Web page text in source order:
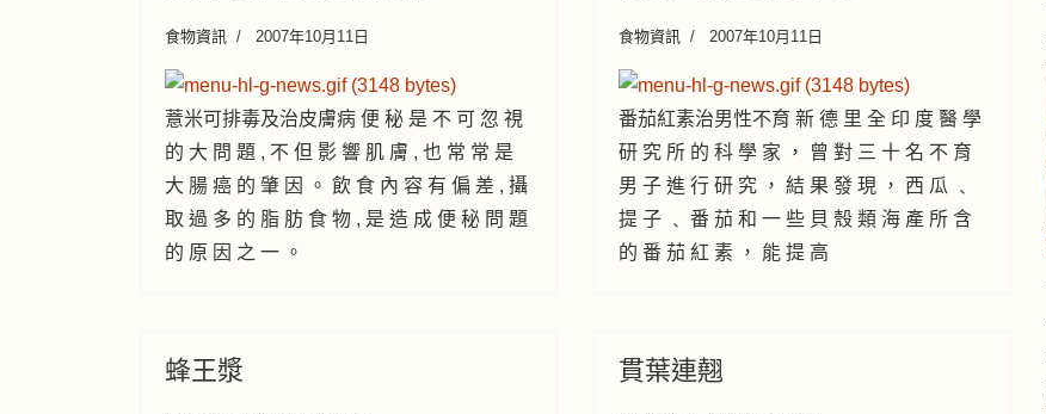
食物資訊 2007年10月11日
薏米可排毒及治皮膚病 便 秘 是 不 可 忽 視
的 大 問 題 , 不 但 影 響 肌 膚 , 也 常 常 是
大 腸 癌 的 肇 因 。 飲 食 內 容 有 偏 差 , 攝
取 過 多 的 脂 肪 食 物 , 是 造 成 便 秘 問 題
的 原 因 之 一 。
食物資訊 2007年10月11日
番茄紅素治男性不育 新 德 里 全 印 度 醫 學
研 究 所 的 科 學 家 ， 曾 對 三 十 名 不 育
男 子 進 行 研 究 ， 結 果 發 現 ， 西 瓜 ﹑
提 子 ﹑ 番 茄 和 一 些 貝 殼 類 海 產 所 含
的 番 茄 紅 素 ， 能 提 高
蜂王漿 貫葉連翹